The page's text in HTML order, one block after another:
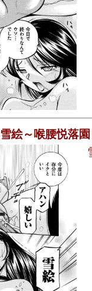
絵～喉腰悦落